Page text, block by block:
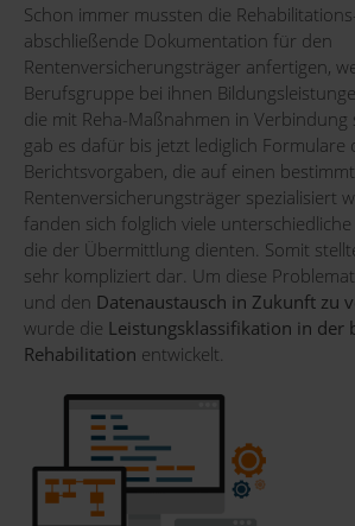
Schon immer mussten die
abschließende Dokumentation für den
Rentenversicherungsträger anfertigen,
Berufsgruppe bei ihnen
die mit Reha-Maßnahmen in Verbindung
gab es dafür bis jetzt lediglich Formulare
Berichtsvorgaben, die auf einen
Rentenversicherungsträger spezialisiert
fanden sich folglich viele
die der Übermittlung dienten. Somit
sehr kompliziert dar. Um diese
und den Datenaustausch in Zukunft zu
wurde die Leistungsklassifikation in der
Rehabilitation entwickelt.